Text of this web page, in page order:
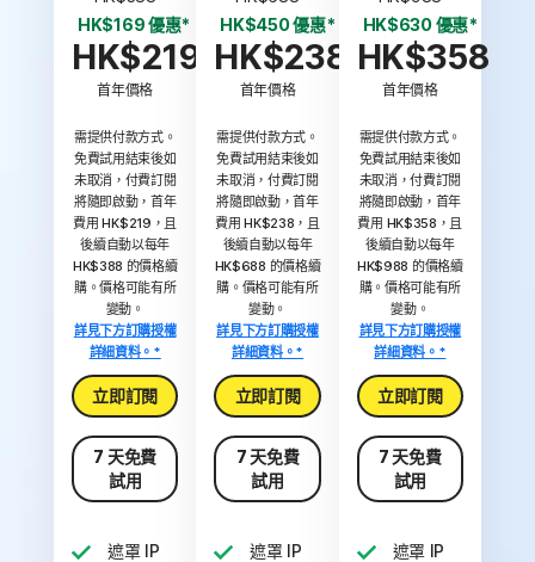
HK$169 優惠*
HK$219
首年價格
需提供付款方式。
免費試用結束後如
未取消，付費訂閱
將隨即啟動，首年
費用 HK$219，且
後續自動以每年
HK$388 的價格續
購。價格可能有所
變動。
詳見下方訂購授權
詳細資料。*
立即訂閱
7 天免費
試用
遮罩 IP
HK$450 優惠*
HK$238
首年價格
需提供付款方式。
免費試用結束後如
未取消，付費訂閱
將隨即啟動，首年
費用 HK$238，且
後續自動以每年
HK$688 的價格續
購。價格可能有所
變動。
詳見下方訂購授權
詳細資料。*
立即訂閱
7 天免費
試用
遮罩 IP
HK$630 優惠*
HK$358
首年價格
需提供付款方式。
免費試用結束後如
未取消，付費訂閱
將隨即啟動，首年
費用 HK$358，且
後續自動以每年
HK$988 的價格續
購。價格可能有所
變動。
詳見下方訂購授權
詳細資料。*
立即訂閱
7 天免費
試用
遮罩 IP